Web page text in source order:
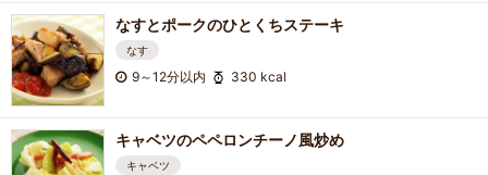
なすとポークのひとくちステーキ
なす
9～12分以内 330 kcal
キャベツのペペロンチーノ風炒め
キャベツ